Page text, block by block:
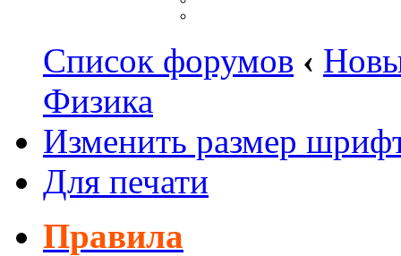
Список форумов ‹
Физика
Изменить размер
Для печати
Правила